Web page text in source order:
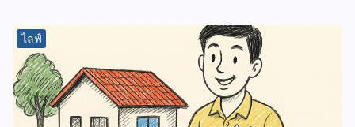
ไลฟ์